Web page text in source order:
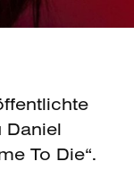
Daniel
To Die“.